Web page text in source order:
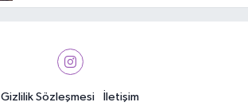
Gizlilik Sözleşmesi İletişim